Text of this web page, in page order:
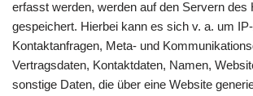
erfasst werden, werden auf den Servern des
gespeichert. Hierbei kann es sich v. a. um
Kontaktanfragen, Meta- und
Vertragsdaten, Kontaktdaten, Namen,
sonstige Daten, die über eine Website